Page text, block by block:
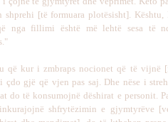
shprehi [të formuara plotësisht].
nga fillimi është më lehtë sesa të
që kur i zmbraps nocionet që të vijnë
çdo gjë që vjen pas saj. Dhe nëse i
do të konsumojnë dëshirat e personit.
shfrytëzimin e gjymtyrëve